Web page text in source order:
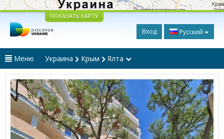
ПОКАЗАТЬ КАРТУ
Вход Русский
Меню Украина Крым Ялта